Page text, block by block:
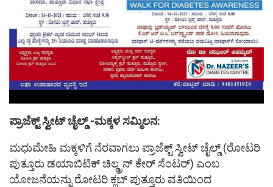
ಪ್ರಾಜೆಕ್ಟ್ ಸ್ವೀಟ್ ಚೈಲ್ಡ್ -ಮಕ್ಕಳ ಸಮ್ಮಿಲನ:
ಮಧುಮೇಹಿ ಮಕ್ಕಳಿಗೆ ನೆರವಾಗಲು ಪ್ರಾಜೆಕ್ಟ್ ಸ್ವೀಟ್ ಚೈಲ್ಡ್ (ರೋಟರಿ
ಪುತ್ತೂರು ಡಯಾಬಿಟಿಕ್ ಚಿಲ್ಡ್ರನ್ ಕೇರ್ ಸೆಂಟರ್) ಎಂಬ
ಯೋಜನೆಯನ್ನು ರೋಟರಿ ಕ್ಲಬ್ ಪುತ್ತೂರು ವತಿಯಿಂದ